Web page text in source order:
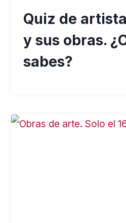
Quiz de
y sus obras.
sabes?